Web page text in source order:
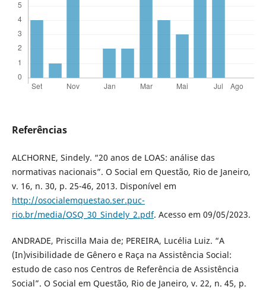
Referências
ALCHORNE, Sindely. “20 anos de LOAS: análise das
normativas nacionais”. O Social em Questão, Rio de Janeiro,
v. 16, n. 30, p. 25-46, 2013. Disponível em
http://osocialemquestao.ser.puc-
rio.br/media/OSQ_30_Sindely_2.pdf. Acesso em 09/05/2023.
ANDRADE, Priscilla Maia de; PEREIRA, Lucélia Luiz. “A
(In)visibilidade de Gênero e Raça na Assistência Social:
estudo de caso nos Centros de Referência de Assistência
Social”. O Social em Questão, Rio de Janeiro, v. 22, n. 45, p.